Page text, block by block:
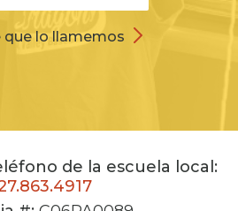
que lo llamemos
de la escuela local: